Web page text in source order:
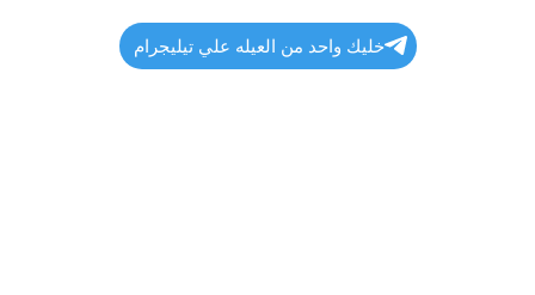
خليك واحد من العيله علي تيليجرام